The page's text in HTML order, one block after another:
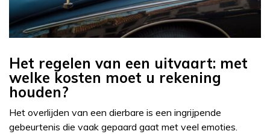
Het regelen van een uitvaart: met
welke kosten moet u rekening
houden?
Het overlijden van een dierbare is een ingrijpende
gebeurtenis die vaak gepaard gaat met veel emoties.